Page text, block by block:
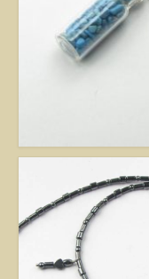
ennél többet is tehet
egyedibbé varázsolhatja
kristály felhasználásával,
garantáltan nincs két